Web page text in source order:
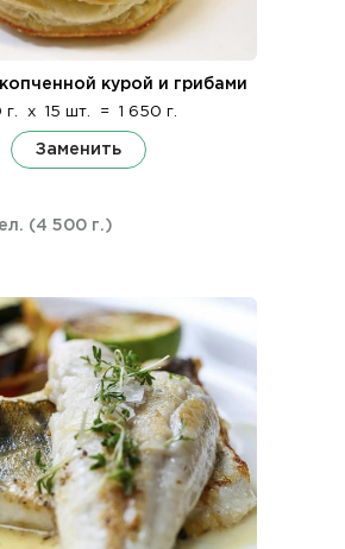
курой и грибами
г. x 15 шт. = 1 650 г.
Заменить
(4 500 г.)